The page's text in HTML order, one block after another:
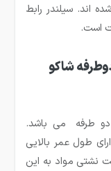
اند. سیلندر رابط
است.
چهار میل 600*40 دوطرفه شاکو
طرفه می باشد.
طول عمر بالایی
نشتی مواد به این